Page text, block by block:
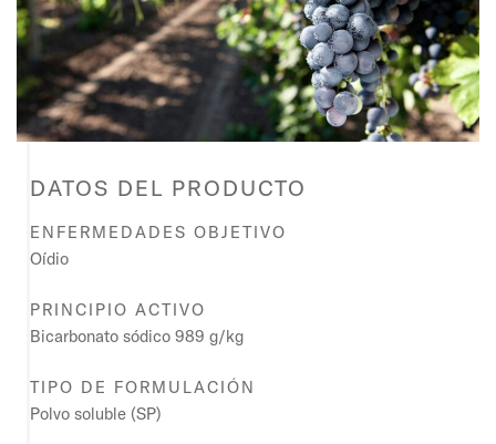
DATOS DEL PRODUCTO
ENFERMEDADES OBJETIVO
Oídio
PRINCIPIO ACTIVO
Bicarbonato sódico 989 g/kg
TIPO DE FORMULACIÓN
Polvo soluble (SP)